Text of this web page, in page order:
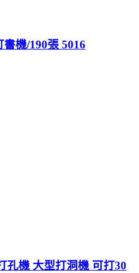
機/190張 5016
孔機 大型打洞機 可打30